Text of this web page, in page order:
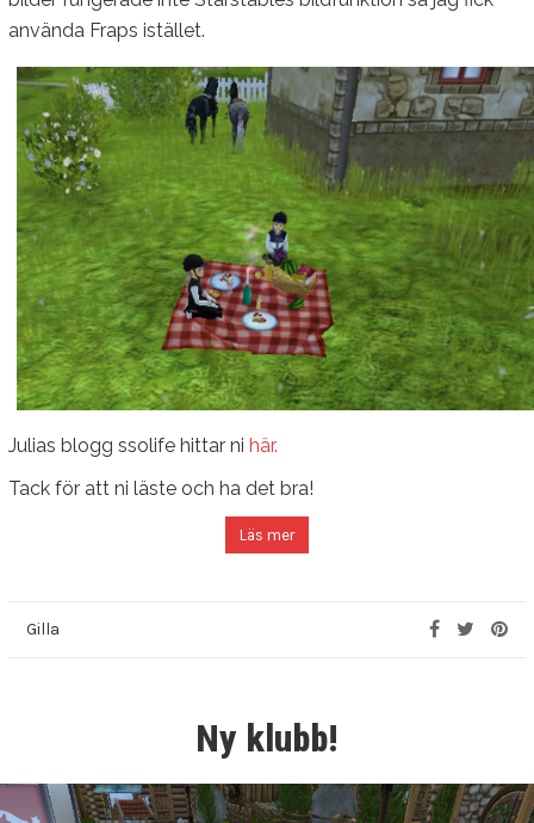
använda Fraps istället.
Julias blogg ssolife hittar ni här.
Tack för att ni läste och ha det bra!
Läs mer
Gilla
Ny klubb!